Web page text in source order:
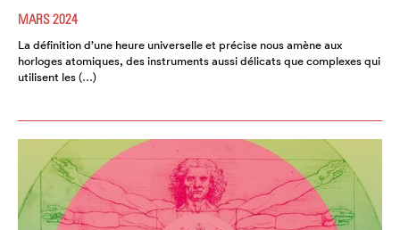
MARS 2024
La définition d’une heure universelle et précise nous amène aux
horloges atomiques, des instruments aussi délicats que complexes qui
utilisent les (…)